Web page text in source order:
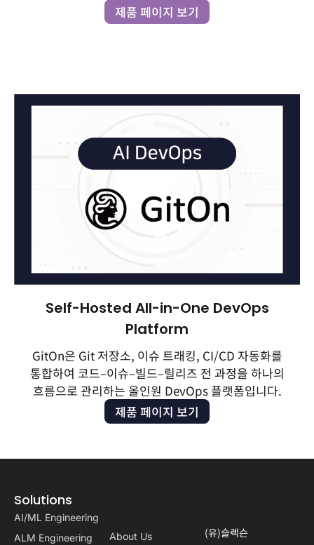
제품 페이지 보기
Self-Hosted All-in-One DevOps
Platform
GitOn은 Git 저장소, 이슈 트래킹, CI/CD 자동화를
통합하여 코드–이슈–빌드–릴리즈 전 과정을 하나의
흐름으로 관리하는 올인원 DevOps 플랫폼입니다.
제품 페이지 보기
Solutions
AI/ML Engineering
ALM Engineering
About Us
(유)슬렉슨